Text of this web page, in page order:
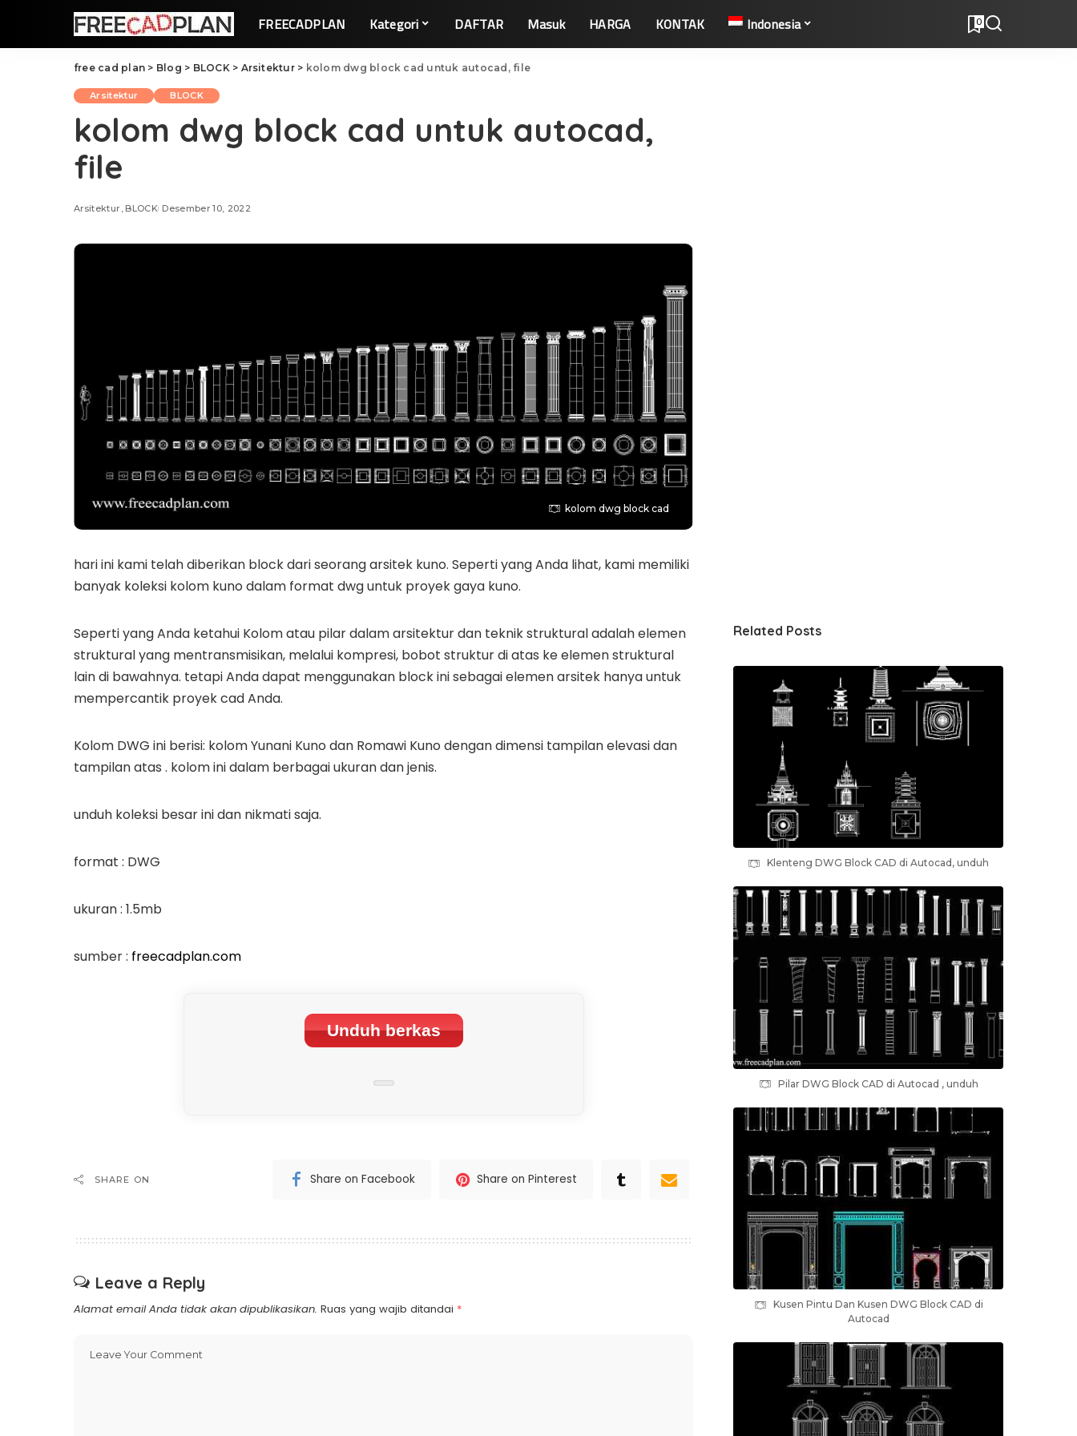
FREECADPLAN Kategori DAFTAR Masuk HARGA KONTAK Indonesia 0
free cad plan > Blog > BLOCK> Arsitektur> kolom dwg block cad untuk autocad, file
Arsitektur BLOCK
kolom dwg block cad untuk autocad,
file
Arsitektur BLOCK Desember 10, 2022
kolom dwg block cad
hari ini kami telah diberikan block dari seorang arsitek kuno. Seperti yang Anda lihat, kami memiliki
banyak koleksi kolom kuno dalam format dwg untuk proyek gaya kuno.
Seperti yang Anda ketahui Kolom atau pilar dalam arsitektur dan teknik struktural adalah elemen
struktural yang mentransmisikan, melalui kompresi, bobot struktur di atas ke elemen struktural
lain di bawahnya. tetapi Anda dapat menggunakan block ini sebagai elemen arsitek hanya untuk
mempercantik proyek cad Anda.
Kolom DWG ini berisi: kolom Yunani Kuno dan Romawi Kuno dengan dimensi tampilan elevasi dan
tampilan atas . kolom ini dalam berbagai ukuran dan jenis.
unduh koleksi besar ini dan nikmati saja.
format : DWG
ukuran : 1.5mb
sumber : freecadplan.com
Unduh berkas
SHARE ON Share on Facebook Share on Pinterest
Leave a Reply
Alamat email Anda tidak akan dipublikasikan. Ruas yang wajib ditandai *
Related Posts
Klenteng DWG Block CAD di Autocad, unduh
Pilar DWG Block CAD di Autocad , unduh
Kusen Pintu Dan Kusen DWG Block CAD di
Autocad